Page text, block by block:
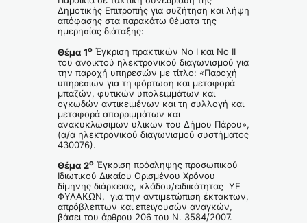
Δημοτικής Επιτροπής για συζήτηση και λήψη
απόφασης στα παρακάτω θέματα της
ημερησίας διάταξης:
Θέμα 1ο Έγκριση πρακτικών Νο Ι και Νο ΙΙ
του ανοικτού ηλεκτρονικού διαγωνισμού για
την παροχή υπηρεσιών με τίτλο: «Παροχή
υπηρεσιών για τη φόρτωση και μεταφορά
μπαζών, φυτικών υπολειμμάτων και
ογκωδών αντικειμένων και τη συλλογή και
μεταφορά απορριμμάτων και
ανακυκλώσιμων υλικών του Δήμου Πάρου»,
(α/α ηλεκτρονικού διαγωνισμού συστήματος
430076).
Θέμα 2ο Έγκριση πρόσληψης προσωπικού
Ιδιωτικού Δικαίου Ορισμένου Χρόνου
δίμηνης διάρκειας, κλάδου/ειδικότητας ΥΕ
ΦΥΛΑΚΩΝ, για την αντιμετώπιση έκτακτων,
απρόβλεπτων και επειγουσών αναγκών,
βάσει του άρθρου 206 του Ν. 3584/2007.